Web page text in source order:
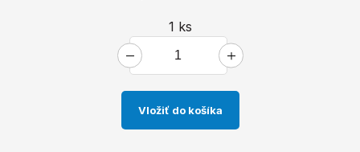
1 ks
Vložiť do košíka